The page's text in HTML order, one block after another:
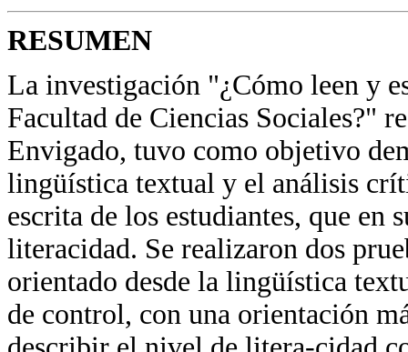
RESUMEN
La investigación "¿Cómo leen y
Facultad de Ciencias Sociales?"
Envigado, tuvo como objetivo
lingüística textual y el análisis
escrita de los estudiantes, que en
literacidad. Se realizaron dos
orientado desde la lingüística
de control, con una orientación